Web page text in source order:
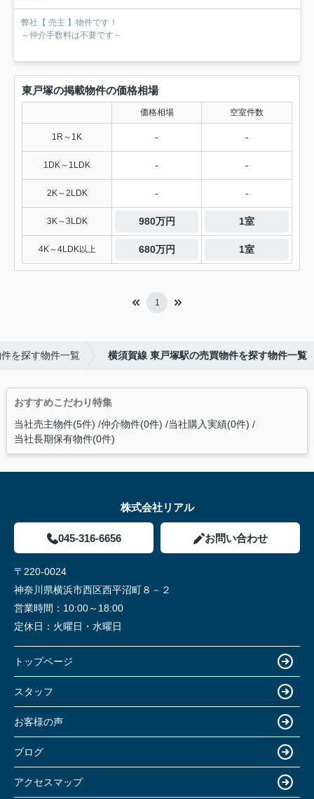
弊社【 売主 】物件です！
～仲介手数料は不要です～
東戸塚の掲載物件の価格相場
価格相場 空室件数
1R～1K - -
1DK～1LDK - -
2K～2LDK - -
3K～3LDK 980万円 1室
4K～4LDK以上 680万円 1室
1
を探す物件一覧 横須賀線 東戸塚駅の売買物件を探す物件一覧
おすすめこだわり特集
当社売主物件(5件) 仲介物件(0件) 当社購入実績(0件)
当社長期保有物件(0件)
株式会社リアル
045-316-6656 お問い合わせ
〒220-0024
神奈川県横浜市西区西平沼町８－２
営業時間： 10:00～18:00
定休日： 火曜日・水曜日
トップページ
スタッフ
お客様の声
ブログ
アクセスマップ